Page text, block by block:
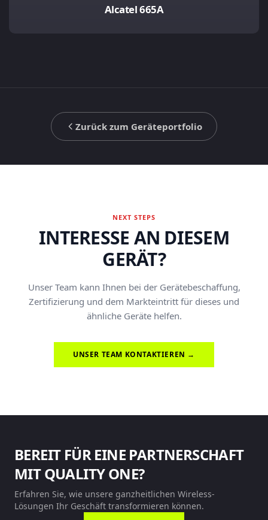
Alcatel 665A
Zurück zum Geräteportfolio
NEXT STEPS
INTERESSE AN DIESEM
GERÄT?
Unser Team kann Ihnen bei der Gerätebeschaffung,
Zertifizierung und dem Markteintritt für dieses und
ähnliche Geräte helfen.
UNSER TEAM KONTAKTIEREN →
BEREIT FÜR EINE PARTNERSCHAFT
MIT QUALITY ONE?
Erfahren Sie, wie unsere ganzheitlichen Wireless-
Lösungen Ihr Geschäft transformieren können.